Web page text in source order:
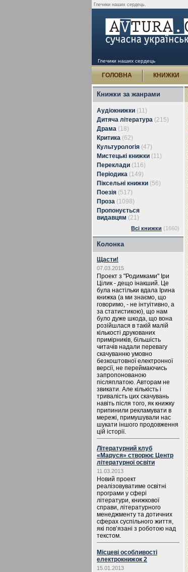
Глечики наших сердець.
Глечики наших сердець
ГОЛОВНА КНИЖКИ
Книжки за жанрами
Аудіокнижки (11)
Дитяча література (215)
Драма (18)
Критика (62)
Культурологія (47)
Мистецькі книжки (11)
Переклади (116)
Періодика (149)
Піксельні книжки (56)
Поезія (517)
Проза (1098)
Пропонується
видавцям (21)
Всі книжки (1660)
Колонка
Щасти!
07.03.2015
Проект з "Родимками" Іри
Цілик - дещо інакший. Це
була настільки вдала Ірина
книжка (а ми знаємо, що
говоримо, - не інтуітивно, а
за статистикою), що нам
було дуже шкода, що вона
розійшлася в такій малій
кількості друкованих
примірників, більшість
читачів надали перевагу
скачуванню умовно
безкоштовної електронної
версії, не переймаючись
запропонованою
післяплатою. Авторам не
звикати. Але кількість і
тривалість цих скачувань
навіть після того, як книжку
припинили рекламувати в
мережі, примушували нас
шукати іншого продовження
цій історії.
Літературний клуб
«Маруся» створює Центр
літературної освіти
11.03.2013
Новий проект
реалізовуватиме освітні
програми у сфері
літератури, книжкової
справи, літературного
менеджменту та дотичних
сферах суспільного життя,
які пов’язані з роботою над
текстом.
Місцеві особливості
електрокнижок 2
15.01.2013